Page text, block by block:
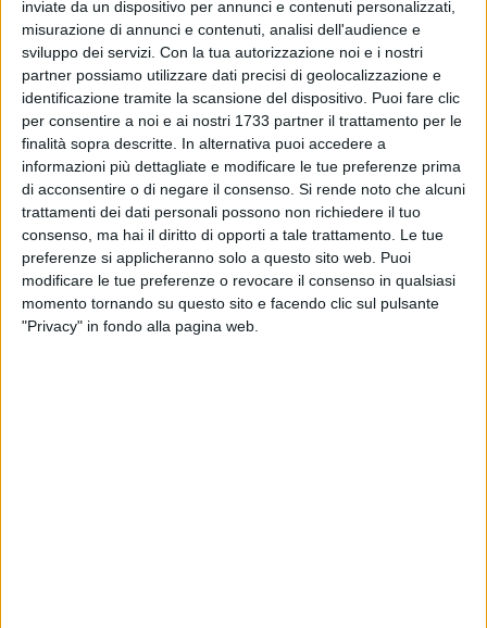
inviate da un dispositivo per annunci e contenuti personalizzati,
misurazione di annunci e contenuti, analisi dell'audience e
sviluppo dei servizi. Con la tua autorizzazione noi e i nostri
partner possiamo utilizzare dati precisi di geolocalizzazione e
identificazione tramite la scansione del dispositivo. Puoi fare clic
per consentire a noi e ai nostri 1733 partner il trattamento per le
finalità sopra descritte. In alternativa puoi accedere a
informazioni più dettagliate e modificare le tue preferenze prima
di acconsentire o di negare il consenso. Si rende noto che alcuni
trattamenti dei dati personali possono non richiedere il tuo
consenso, ma hai il diritto di opporti a tale trattamento. Le tue
preferenze si applicheranno solo a questo sito web. Puoi
modificare le tue preferenze o revocare il consenso in qualsiasi
momento tornando su questo sito e facendo clic sul pulsante
"Privacy" in fondo alla pagina web.
l'assessore allo Sport,Domenico Nacci,aveva dichiarato a
mezzo stampadi essere in attesa delprogetto esecutivo
necessario da parte della società.
A distanza di oltre due mesi, la versione della Società
sembra però non combaciare con quella dell'assessore.
«L'U.S.D. Bitonto Calcio – scrivono i neroverdi in una nota
stampa che si riporta integralmente - è costretta ancora una
volta a tornare sulla questione curva perché chiamata in
campo dall'Amministrazione comunale. Si rende pertanto
necessario fornire una asettica e completa conoscenza dei
fatti. Vi chiediamo dunque qualche minuto di pazienza, in
virtù di una ricostruzione lunga e circostanziata.